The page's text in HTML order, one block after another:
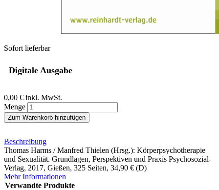
Perspektiven und Praxis
Sofort lieferbar
Digitale Ausgabe
0,00 € inkl. MwSt.
Menge
Zum Warenkorb hinzufügen
Beschreibung
Thomas Harms / Manfred Thielen (Hrsg.): Körperpsychotherapie
und Sexualität. Grundlagen, Perspektiven und Praxis Psychosozial-
Verlag, 2017, Gießen, 325 Seiten, 34,90 € (D)
Mehr Informationen
Verwandte Produkte